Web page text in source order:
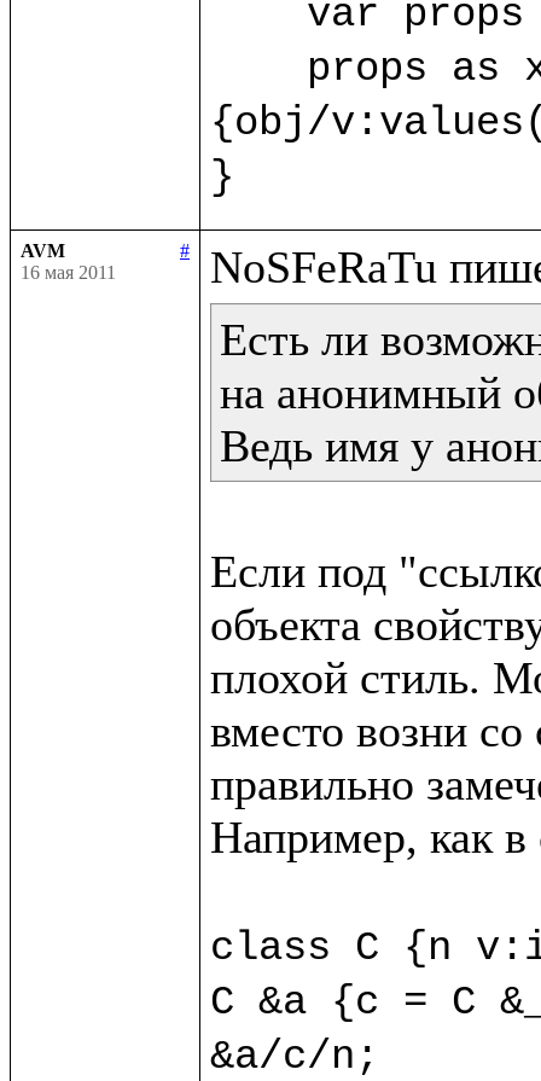
var props
props as
{obj/
}
AVM
#
16 мая 2011
Есть ли
на анонимный
Ведь имя у
Если под
объекта
плохой стиль.
вместо возни
правильно
Например, как
class C {n
C &a {c = C
&a/c/n;